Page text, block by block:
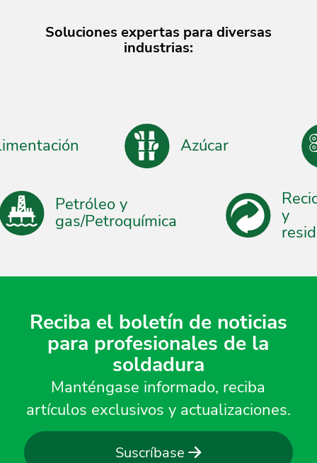
Soluciones expertas para diversas
industrias:
Azúcar
Petróleo y
gas/Petroquímica
Reciba el boletín de noticias
para profesionales de la
soldadura
Manténgase informado, reciba
artículos exclusivos y actualizaciones.
Suscríbase